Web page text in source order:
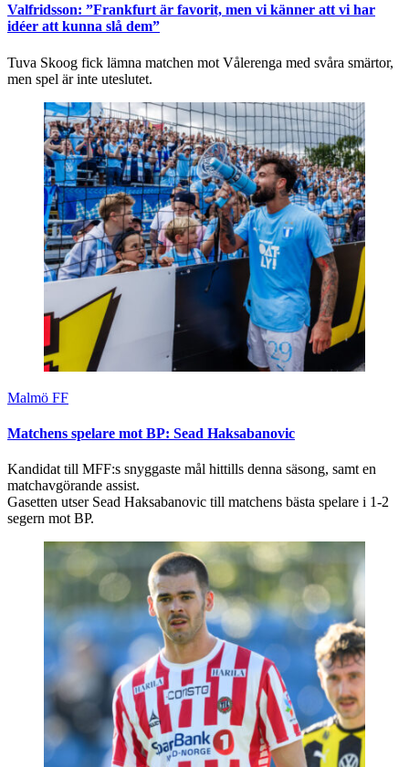
Valfridsson: ”Frankfurt är favorit, men vi känner att vi har
idéer att kunna slå dem”
Tuva Skoog fick lämna matchen mot Vålerenga med svåra smärtor,
men spel är inte uteslutet.
Malmö FF
Matchens spelare mot BP: Sead Haksabanovic
Kandidat till MFF:s snyggaste mål hittills denna säsong, samt en
matchavgörande assist.
Gasetten utser Sead Haksabanovic till matchens bästa spelare i 1-2
segern mot BP.